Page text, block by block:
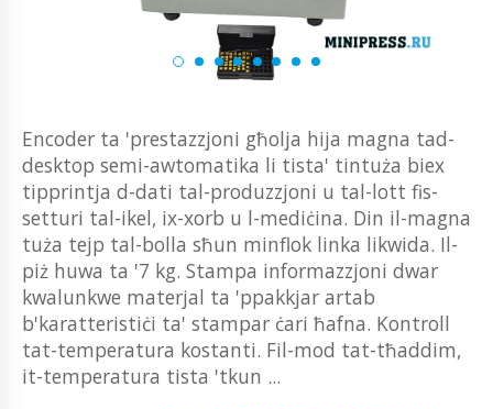
Encoder ta 'prestazzjoni għolja hija magna tad-
desktop semi-awtomatika li tista' tintuża biex
tipprintja d-dati tal-produzzjoni u tal-lott fis-
setturi tal-ikel, ix-xorb u l-mediċina. Din il-magna
tuża tejp tal-bolla sħun minflok linka likwida. Il-
piż huwa ta '7 kg. Stampa informazzjoni dwar
kwalunkwe materjal ta 'ppakkjar artab
b'karatteristiċi ta' stampar ċari ħafna. Kontroll
tat-temperatura kostanti. Fil-mod tat-tħaddim,
it-temperatura tista 'tkun ...